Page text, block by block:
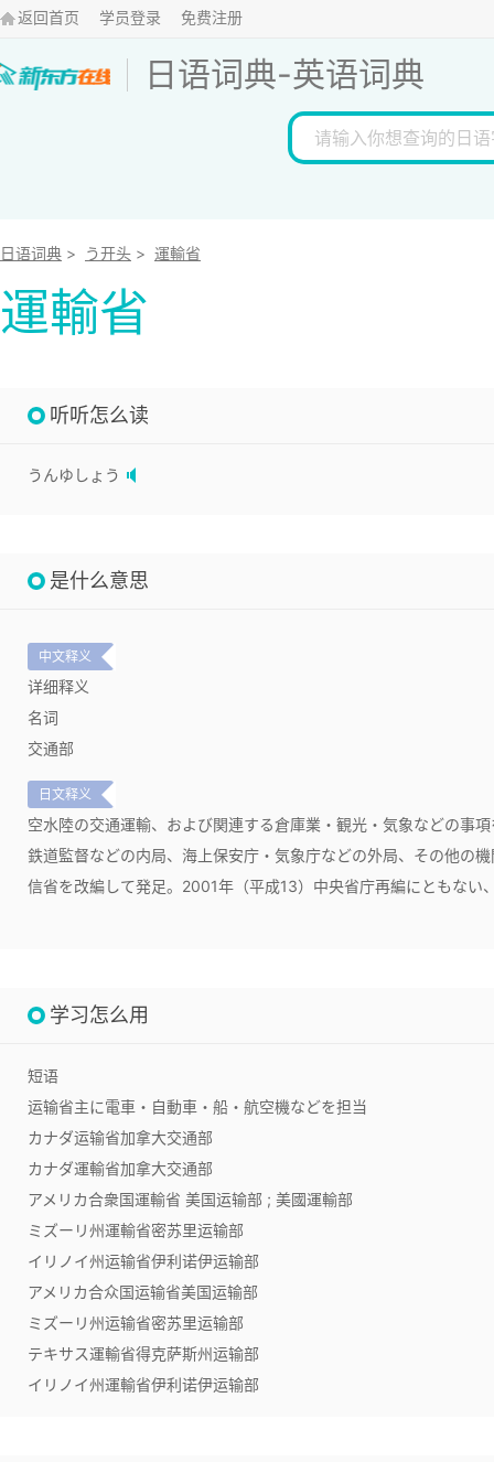
返回首页 学员登录 免费注册
日语词典-英语词典
日语词典 > う开头 > 運輸省
運輸省
听听怎么读
うんゆしょう
是什么意思
中文释义
详细释义
名词
交通部
日文释义
空水陸の交通運輸、および関連する倉庫業・観光・気象などの事
鉄道監督などの内局、海上保安庁・気象庁などの外局、その他の
信省を改編して発足。2001年（平成13）中央省庁再編にともな
学习怎么用
短语
运输省主に電車・自動車・船・航空機などを担当
カナダ运输省加拿大交通部
カナダ運輸省加拿大交通部
アメリカ合衆国運輸省 美国运输部 ; 美國運輸部
ミズーリ州運輸省密苏里运输部
イリノイ州运输省伊利诺伊运输部
アメリカ合众国运输省美国运输部
ミズーリ州运输省密苏里运输部
テキサス運輸省得克萨斯州运输部
イリノイ州運輸省伊利诺伊运输部